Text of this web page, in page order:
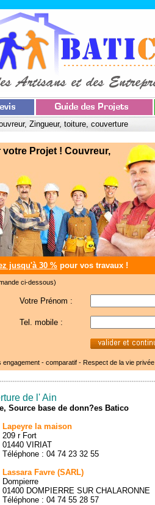
Zingueur, toiture, couverture
votre Projet ! Couvreur,
jusqu'à 30 % pour vos travaux !
ci-dessous)
Votre Prénom :
Tel. mobile :
- comparatif - Respect de la vie privée
de l' Ain
Source base de donn?es Batico
Lapeyre la maison
209 r Fort
01440 VIRIAT
Téléphone : 04 74 23 32 55
Lassara Favre (SARL)
Dompierre
01400 DOMPIERRE SUR CHALARONNE
Téléphone : 04 74 55 28 57